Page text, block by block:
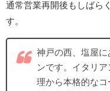
通常営業再開後もしばら
す。
神戸の西、塩屋
ンです。イタリ
理から本格的なコ